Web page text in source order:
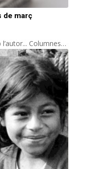
de març
Columnes…